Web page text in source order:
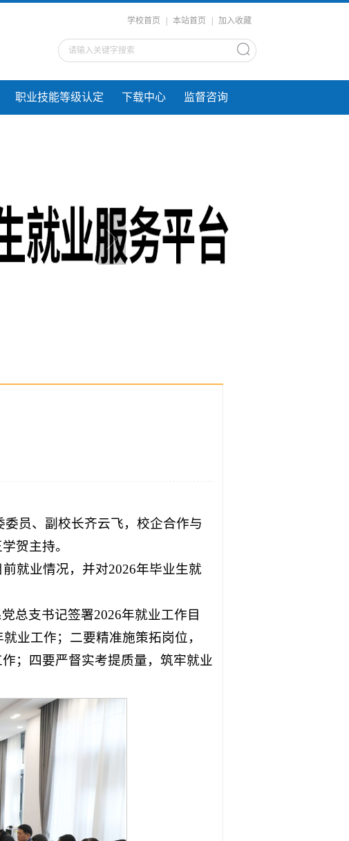
学校首页 本站首页 加入收藏
职业技能等级认定 下载中心 监督咨询
员、副校长齐云飞，校企合作与
贺主持。
就业情况，并对2026年毕业生就
总支书记签署2026年就业工作目
业工作；二要精准施策拓岗位，
；四要严督实考提质量，筑牢就业